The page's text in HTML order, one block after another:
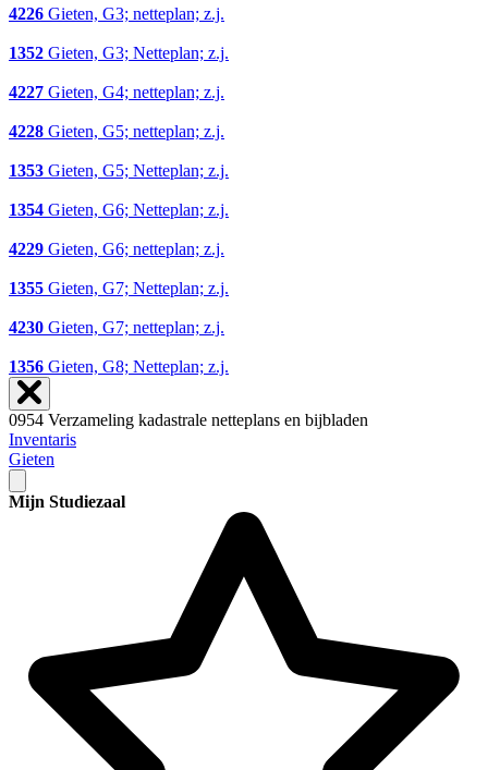
4226 Gieten, G3; netteplan; z.j.
1352 Gieten, G3; Netteplan; z.j.
4227 Gieten, G4; netteplan; z.j.
4228 Gieten, G5; netteplan; z.j.
1353 Gieten, G5; Netteplan; z.j.
1354 Gieten, G6; Netteplan; z.j.
4229 Gieten, G6; netteplan; z.j.
1355 Gieten, G7; Netteplan; z.j.
4230 Gieten, G7; netteplan; z.j.
1356 Gieten, G8; Netteplan; z.j.
0954 Verzameling kadastrale netteplans en bijbladen
Inventaris
Gieten
Mijn Studiezaal